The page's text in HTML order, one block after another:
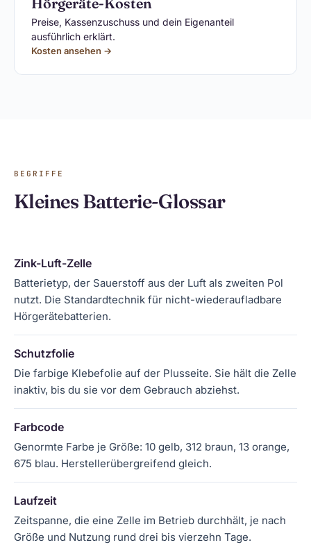
Preise, Kassenzuschuss und dein Eigenanteil
ausführlich erklärt.
Kosten ansehen →
BEGRIFFE
Kleines Batterie-Glossar
Zink-Luft-Zelle
Batterietyp, der Sauerstoff aus der Luft als zweiten Pol
nutzt. Die Standardtechnik für nicht-wiederaufladbare
Hörgerätebatterien.
Schutzfolie
Die farbige Klebefolie auf der Plusseite. Sie hält die Zelle
inaktiv, bis du sie vor dem Gebrauch abziehst.
Farbcode
Genormte Farbe je Größe: 10 gelb, 312 braun, 13 orange,
675 blau. Herstellerübergreifend gleich.
Laufzeit
Zeitspanne, die eine Zelle im Betrieb durchhält, je nach
Größe und Nutzung rund drei bis vierzehn Tage.